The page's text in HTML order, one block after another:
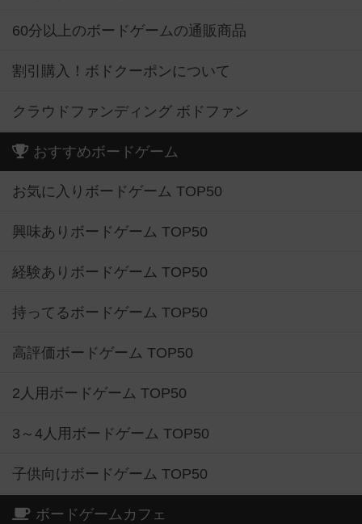
60分以上のボードゲームの通販商品
割引購入！ボドクーポンについて
クラウドファンディング ボドファン
おすすめボードゲーム
お気に入りボードゲーム TOP50
興味ありボードゲーム TOP50
経験ありボードゲーム TOP50
持ってるボードゲーム TOP50
高評価ボードゲーム TOP50
2人用ボードゲーム TOP50
3～4人用ボードゲーム TOP50
子供向けボードゲーム TOP50
ボードゲームカフェ